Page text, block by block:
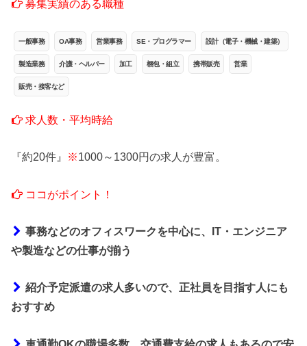
募集実績のある職種
一般事務 OA事務 営業事務 SE・プログラマー 設計（電子・機械・建築）
製造業務 介護・ヘルパー 加工 梱包・組立 携帯販売 営業
販売・接客など
求人数・平均時給
『約20件』 ※1000～1300円の求人が豊富。
ココがポイント！
事務などのオフィスワークを中心に、IT・エンジニア
や製造などの仕事が揃う
紹介予定派遣の求人多いので、正社員を目指す人にも
おすすめ